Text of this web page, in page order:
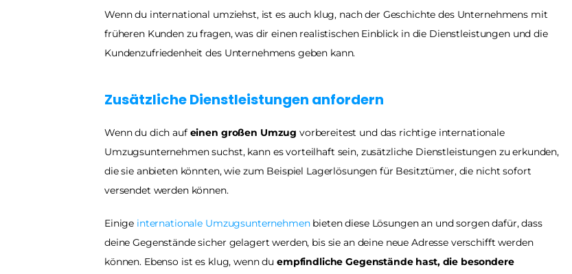
Wenn du international umziehst, ist es auch klug, nach der Geschichte des Unternehmens mit
früheren Kunden zu fragen, was dir einen realistischen Einblick in die Dienstleistungen und die
Kundenzufriedenheit des Unternehmens geben kann.
Zusätzliche Dienstleistungen anfordern
Wenn du dich auf einen großen Umzug vorbereitest und das richtige internationale
Umzugsunternehmen suchst, kann es vorteilhaft sein, zusätzliche Dienstleistungen zu erkunden,
die sie anbieten könnten, wie zum Beispiel Lagerlösungen für Besitztümer, die nicht sofort
versendet werden können.
Einige internationale Umzugsunternehmen bieten diese Lösungen an und sorgen dafür, dass
deine Gegenstände sicher gelagert werden, bis sie an deine neue Adresse verschifft werden
können. Ebenso ist es klug, wenn du empfindliche Gegenstände hast, die besondere